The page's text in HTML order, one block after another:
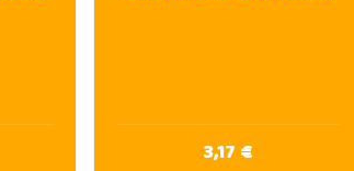
3,17 €